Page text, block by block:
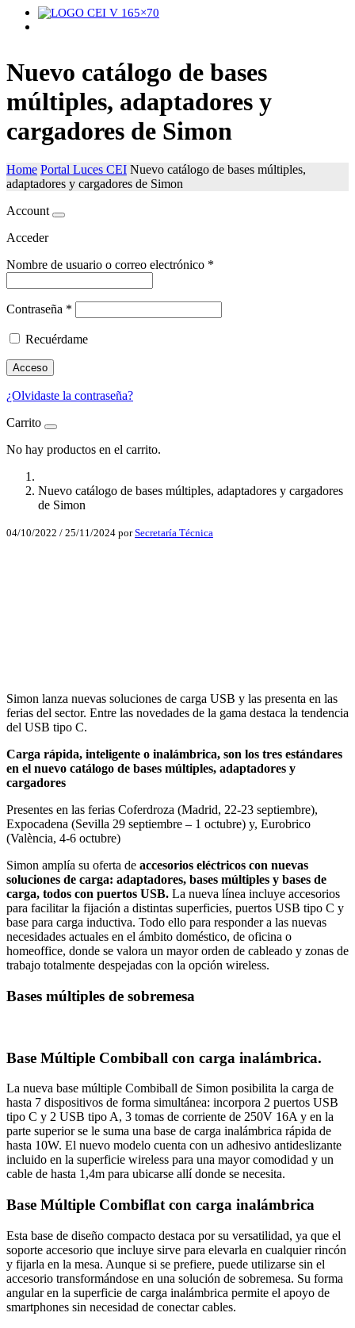
Nuevo catálogo de bases
múltiples, adaptadores y
cargadores de Simon
Home Portal Luces CEI Nuevo catálogo de bases múltiples,
adaptadores y cargadores de Simon
Account
Acceder
Nombre de usuario o correo electrónico *
Contraseña *
Recuérdame
Acceso
¿Olvidaste la contraseña?
Carrito
No hay productos en el carrito.
Nuevo catálogo de bases múltiples, adaptadores y cargadores
de Simon
04/10/2022 / 25/11/2024 porSecretaría Técnica
WhatsApp
Simon lanza nuevas soluciones de carga USB y las presenta en las
ferias del sector. Entre las novedades de la gama destaca la tendencia
del USB tipo C.
Carga rápida, inteligente o inalámbrica, son los tres estándares
en el nuevo catálogo de bases múltiples, adaptadores y
cargadores
Presentes en las ferias Coferdroza (Madrid, 22-23 septiembre),
Expocadena (Sevilla 29 septiembre – 1 octubre) y, Eurobrico
(València, 4-6 octubre)
Simon amplía su oferta de accesorios eléctricos con nuevas
soluciones de carga: adaptadores, bases múltiples y bases de
carga, todos con puertos USB. La nueva línea incluye accesorios
para facilitar la fijación a distintas superficies, puertos USB tipo C y
base para carga inductiva. Todo ello para responder a las nuevas
necesidades actuales en el ámbito doméstico, de oficina o
homeoffice, donde se valora un mayor orden de cableado y zonas de
trabajo totalmente despejadas con la opción wireless.
Bases múltiples de sobremesa
Base Múltiple Combiball con carga inalámbrica.
La nueva base múltiple Combiball de Simon posibilita la carga de
hasta 7 dispositivos de forma simultánea: incorpora 2 puertos USB
tipo C y 2 USB tipo A, 3 tomas de corriente de 250V 16A y en la
parte superior se le suma una base de carga inalámbrica rápida de
hasta 10W. El nuevo modelo cuenta con un adhesivo antideslizante
incluido en la superficie wireless para una mayor comodidad y un
cable de hasta 1,4m para ubicarse allí donde se necesita.
Base Múltiple Combiflat con carga inalámbrica
Esta base de diseño compacto destaca por su versatilidad, ya que el
soporte accesorio que incluye sirve para elevarla en cualquier rincón
y fijarla en la mesa. Aunque si se prefiere, puede utilizarse sin el
accesorio transformándose en una solución de sobremesa. Su forma
angular en la superficie de carga inalámbrica permite el apoyo de
smartphones sin necesidad de conectar cables.